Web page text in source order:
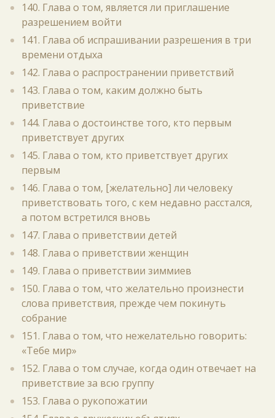
140. Глава о том, является ли приглашение
разрешением войти
141. Глава об испрашивании разрешения в три
времени отдыха
142. Глава о распространении приветствий
143. Глава о том, каким должно быть
приветствие
144. Глава о достоинстве того, кто первым
приветствует других
145. Глава о том, кто приветствует других
первым
146. Глава о том, [желательно] ли человеку
приветствовать того, с кем недавно расстался,
а потом встретился вновь
147. Глава о приветствии детей
148. Глава о приветствии женщин
149. Глава о приветствии зиммиев
150. Глава о том, что желательно произнести
слова приветствия, прежде чем покинуть
собрание
151. Глава о том, что нежелательно говорить:
«Тебе мир»
152. Глава о том случае, когда один отвечает на
приветствие за всю группу
153. Глава о рукопожатии